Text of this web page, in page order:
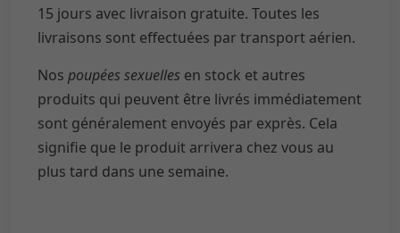
15 jours avec livraison gratuite. Toutes les
livraisons sont effectuées par transport aérien.
Nos poupées sexuelles en stock et autres
produits qui peuvent être livrés immédiatement
sont généralement envoyés par exprès. Cela
signifie que le produit arrivera chez vous au
plus tard dans une semaine.